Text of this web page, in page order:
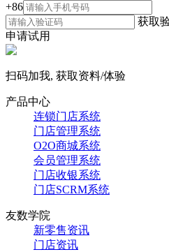
+86
获取
申请试用
扫码加我, 获取资料/体验
产品中心
连锁门店系统
门店管理系统
O2O商城系统
会员管理系统
门店收银系统
门店SCRM系统
友数学院
新零售资讯
门店资讯